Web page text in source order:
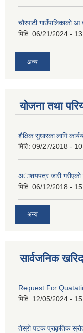
चौरपाटी गाउँपालिकाको
मिति: 06/21/2024 -
अन्य
योजना तथा
शैक्षिक सुधारका लागि
मिति: 09/27/2018 -
अाशयपत्र जारी गरीएकाे
मिति: 06/12/2018 -
अन्य
सार्वजनिक
Request For
मिति: 12/05/2024 -
तेस्रो पटक प्राकृतिक